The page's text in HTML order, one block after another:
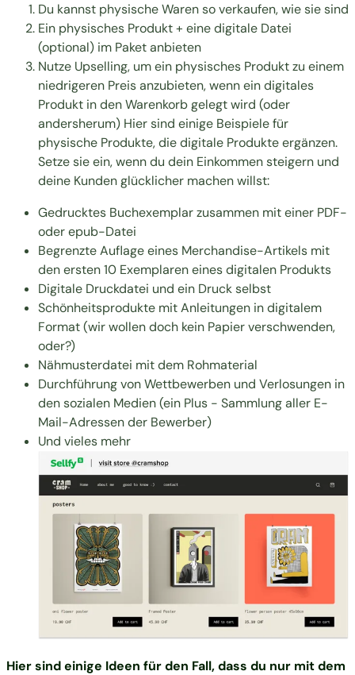
Du kannst physische Waren so verkaufen, wie sie sind
Ein physisches Produkt + eine digitale Datei
(optional) im Paket anbieten
Nutze Upselling, um ein physisches Produkt zu einem
niedrigeren Preis anzubieten, wenn ein digitales
Produkt in den Warenkorb gelegt wird (oder
andersherum) Hier sind einige Beispiele für
physische Produkte, die digitale Produkte ergänzen.
Setze sie ein, wenn du dein Einkommen steigern und
deine Kunden glücklicher machen willst:
Gedrucktes Buchexemplar zusammen mit einer PDF-
oder epub-Datei
Begrenzte Auflage eines Merchandise-Artikels mit
den ersten 10 Exemplaren eines digitalen Produkts
Digitale Druckdatei und ein Druck selbst
Schönheitsprodukte mit Anleitungen in digitalem
Format (wir wollen doch kein Papier verschwenden,
oder?)
Nähmusterdatei mit dem Rohmaterial
Durchführung von Wettbewerben und Verlosungen in
den sozialen Medien (ein Plus - Sammlung aller E-
Mail-Adressen der Bewerber)
Und vieles mehr
Hier sind einige Ideen für den Fall, dass du nur mit dem